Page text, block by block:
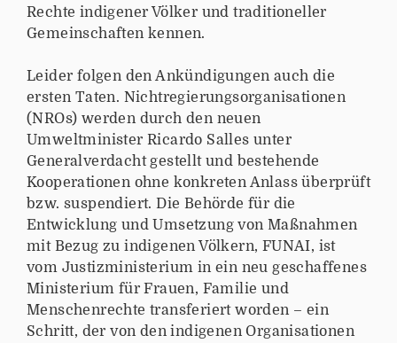
Rechte indigener Völker und traditioneller
Gemeinschaften kennen.
Leider folgen den Ankündigungen auch die
ersten Taten. Nichtregierungsorganisationen
(NROs) werden durch den neuen
Umweltminister Ricardo Salles unter
Generalverdacht gestellt und bestehende
Kooperationen ohne konkreten Anlass überprüft
bzw. suspendiert. Die Behörde für die
Entwicklung und Umsetzung von Maßnahmen
mit Bezug zu indigenen Völkern, FUNAI, ist
vom Justizministerium in ein neu geschaffenes
Ministerium für Frauen, Familie und
Menschenrechte transferiert worden – ein
Schritt, der von den indigenen Organisationen